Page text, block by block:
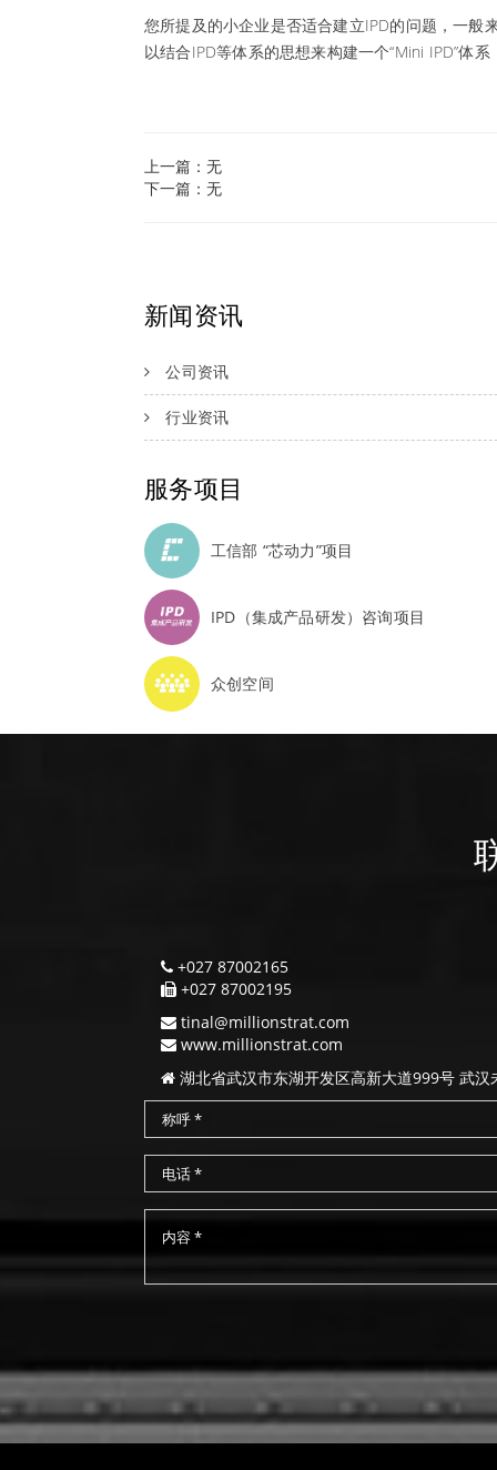
您所提及的小企业是否适合建立IPD的问题，一般
以结合IPD等体系的思想来构建一个“Mini IPD”体
上一篇：无
下一篇：无
新闻资讯
公司资讯
行业资讯
服务项目
工信部 “芯动力”项目
IPD（集成产品研发）咨询项目
众创空间
+027 87002165
+027 87002195
tinal@millionstrat.com
www.millionstrat.com
湖北省武汉市东湖开发区高新大道999号 武